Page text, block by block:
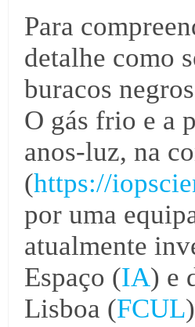
Para
detalhe como
buracos
O gás frio e a
anos-luz, na
(https://
por uma
atualmente
Espaço (IA) e
Lisboa (FCUL